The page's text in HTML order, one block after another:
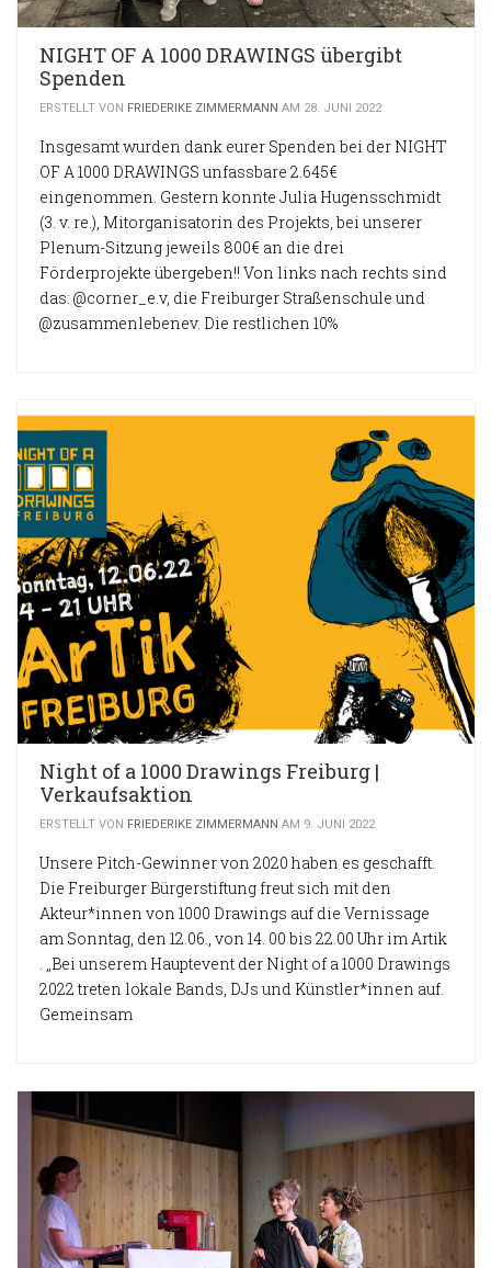
NIGHT OF A 1000 DRAWINGS übergibt
Spenden
ERSTELLT VON FRIEDERIKE ZIMMERMANN AM 28. JUNI 2022
Insgesamt wurden dank eurer Spenden bei der NIGHT
OF A 1000 DRAWINGS unfassbare 2.645€
eingenommen. Gestern konnte Julia Hugensschmidt
(3. v. re.), Mitorganisatorin des Projekts, bei unserer
Plenum-Sitzung jeweils 800€ an die drei
Förderprojekte übergeben!! Von links nach rechts sind
das: @corner_e.v, die Freiburger Straßenschule und
@zusammenlebenev. Die restlichen 10%
Night of a 1000 Drawings Freiburg |
Verkaufsaktion
ERSTELLT VON FRIEDERIKE ZIMMERMANN AM 9. JUNI 2022
Unsere Pitch-Gewinner von 2020 haben es geschafft.
Die Freiburger Bürgerstiftung freut sich mit den
Akteur*innen von 1000 Drawings auf die Vernissage
am Sonntag, den 12.06., von 14. 00 bis 22.00 Uhr im Artik
. „Bei unserem Hauptevent der Night of a 1000 Drawings
2022 treten lokale Bands, DJs und Künstler*innen auf.
Gemeinsam